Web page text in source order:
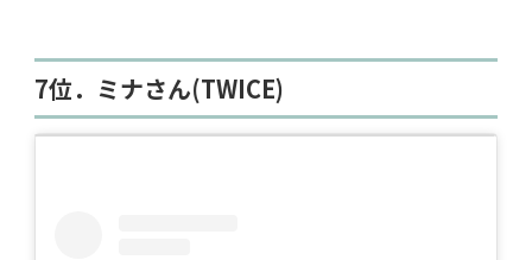
7位．ミナさん(TWICE)